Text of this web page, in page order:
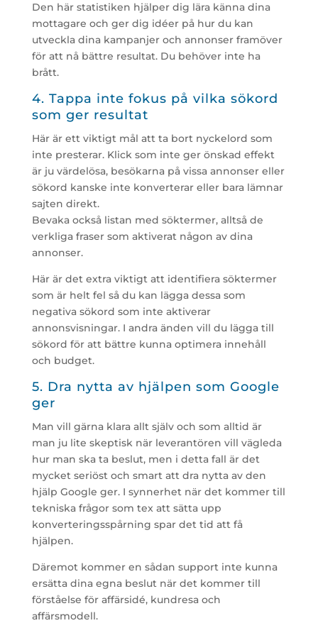
Den här statistiken hjälper dig lära känna dina
mottagare och ger dig idéer på hur du kan
utveckla dina kampanjer och annonser framöver
för att nå bättre resultat. Du behöver inte ha
brått.
4. Tappa inte fokus på vilka sökord
som ger resultat
Här är ett viktigt mål att ta bort nyckelord som
inte presterar. Klick som inte ger önskad effekt
är ju värdelösa, besökarna på vissa annonser eller
sökord kanske inte konverterar eller bara lämnar
sajten direkt.
Bevaka också listan med söktermer, alltså de
verkliga fraser som aktiverat någon av dina
annonser.
Här är det extra viktigt att identifiera söktermer
som är helt fel så du kan lägga dessa som
negativa sökord som inte aktiverar
annonsvisningar. I andra änden vill du lägga till
sökord för att bättre kunna optimera innehåll
och budget.
5. Dra nytta av hjälpen som Google
ger
Man vill gärna klara allt själv och som alltid är
man ju lite skeptisk när leverantören vill vägleda
hur man ska ta beslut, men i detta fall är det
mycket seriöst och smart att dra nytta av den
hjälp Google ger. I synnerhet när det kommer till
tekniska frågor som tex att sätta upp
konverteringsspårning spar det tid att få
hjälpen.
Däremot kommer en sådan support inte kunna
ersätta dina egna beslut när det kommer till
förståelse för affärsidé, kundresa och
affärsmodell.